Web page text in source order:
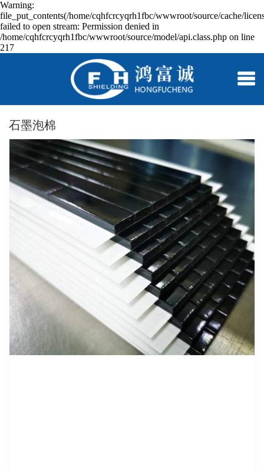
Warning:
file_put_contents(/home/cqhfcrcyqrh1fbc/wwwroot/source/cache/
failed to open stream: Permission denied in
/home/cqhfcrcyqrh1fbc/wwwroot/source/model/api.class.php on line
217
石墨泡棉